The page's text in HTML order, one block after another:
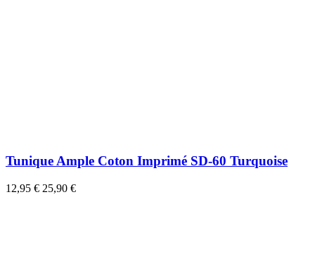
Tunique Ample Coton Imprimé SD-60 Turquoise
12,95 € 25,90 €